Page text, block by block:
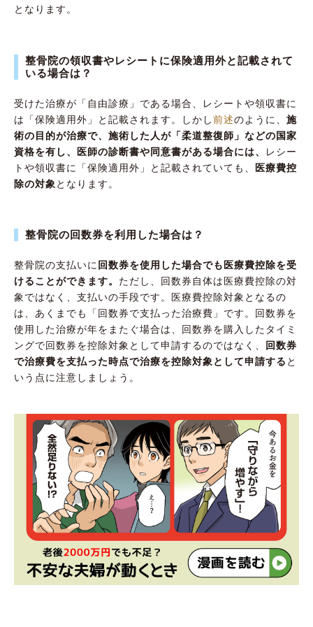
となります。
整骨院の領収書やレシートに保険適用外と記載されて
いる場合は？
受けた治療が「自由診療」である場合、レシートや領収書に
は「保険適用外」と記載されます。しかし前述のように、 施
術の目的が治療で、施術した人が「柔道整復師」などの国家
資格を有し、医師の診断書や同意書がある場合には、
レシー
トや領収書に「保険適用外」と記載されていても、 医療費控
除の対象 となります。
整骨院の回数券を利用した場合は？
整骨院の支払いに 回数券を使用した場合でも医療費控除を受
けることができます。 ただし、回数券自体は医療費控除の対
象ではなく、支払いの手段です。医療費控除対象となるの
は、あくまでも「回数券で支払った治療費」です。回数券を
使用した治療が年をまたぐ場合は、回数券を購入したタイミ
ングで回数券を控除対象として申請するのではなく、
回数券
で治療費を支払った時点で治療を控除対象として申請する と
いう点に注意しましょう。